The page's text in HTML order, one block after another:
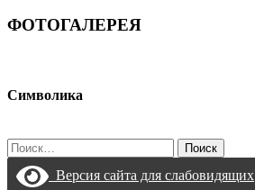
ФОТОГАЛЕРЕЯ
Символика
Найти:
Версия сайта для слабовидящих